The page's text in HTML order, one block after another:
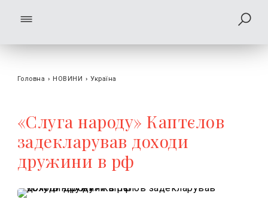
Головна › НОВИНИ › Україна
«Слуга народу» Каптєлов
задекларував доходи
дружини в рф